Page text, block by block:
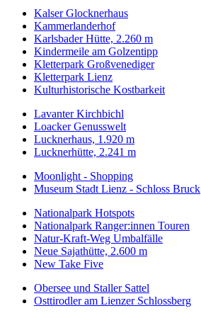
Kalser Glocknerhaus
Kammerlanderhof
Karlsbader Hütte, 2.260 m
Kindermeile am Golzentipp
Kletterpark Großvenediger
Kletterpark Lienz
Kulturhistorische Kostbarkeit
Lavanter Kirchbichl
Loacker Genusswelt
Lucknerhaus, 1.920 m
Lucknerhütte, 2.241 m
Moonlight - Shopping
Museum Stadt Lienz - Schloss Bruck
Nationalpark Hotspots
Nationalpark Ranger:innen Touren
Natur-Kraft-Weg Umbalfälle
Neue Sajathütte, 2.600 m
New Take Five
Obersee und Staller Sattel
Osttirodler am Lienzer Schlossberg